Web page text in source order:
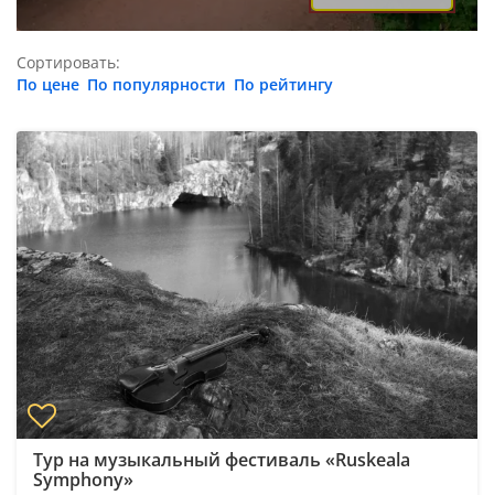
Сортировать:
По цене По популярности По рейтингу
Тур на музыкальный фестиваль «Ruskeala
Symphony»